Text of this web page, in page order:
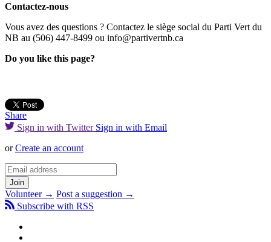
Contactez-nous
Vous avez des questions ? Contactez le siège social du Parti Vert du
NB au (506) 447-8499 ou info@partivertnb.ca
Do you like this page?
Share
Sign in with Twitter Sign in with Email
orCreate an account
Volunteer → Post a suggestion →
Subscribe with RSS